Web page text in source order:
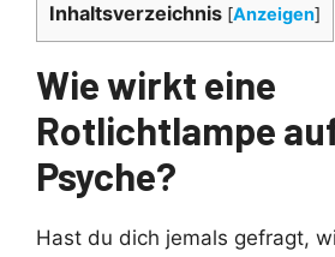
Inhaltsverzeichnis [Anzeigen]
Wie wirkt eine
Rotlichtlampe
Psyche?
Hast du dich jemals gefragt,